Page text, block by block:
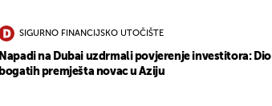
SIGURNO FINANCIJSKO UTOČIŠTE
Napadi na Dubai uzdrmali povjerenje investitora: Dio
bogatih premješta novac u Aziju